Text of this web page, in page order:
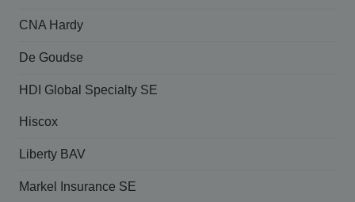
CNA Hardy
De Goudse
HDI Global Specialty SE
Hiscox
Liberty BAV
Markel Insurance SE